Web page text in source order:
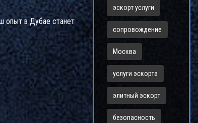
опыт в Дубае станет
эскорт услуги
сопровождение
Москва
услуги эскорта
элитный эскорт
безопасность